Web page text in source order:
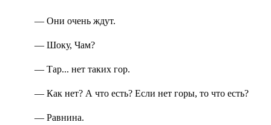
— Они очень ждут.
— Шоку, Чам?
— Тар... нет таких гор.
— Как нет? А что есть? Если нет горы, то что есть?
— Равнина.